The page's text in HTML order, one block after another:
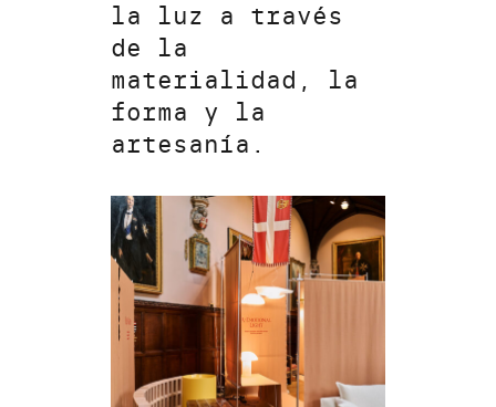
la luz a través
de la
materialidad, la
forma y la
artesanía.